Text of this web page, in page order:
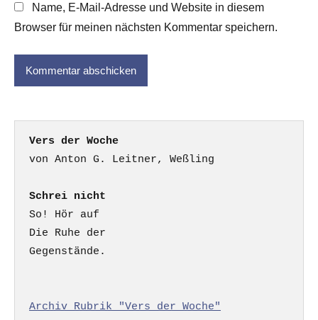
Name, E-Mail-Adresse und Website in diesem
Browser für meinen nächsten Kommentar speichern.
Vers der Woche
Schrei nicht
So! Hör auf
Die Ruhe der
Gegenstände.
Archiv Rubrik "Vers der Woche"